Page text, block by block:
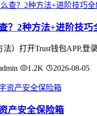
？2种方法+进阶技巧
）打开Trust钱包APP,
1.2K 2026-08-05
产安全保险箱